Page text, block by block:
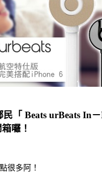
「 Beats urBeats In
囉！
點很多阿！